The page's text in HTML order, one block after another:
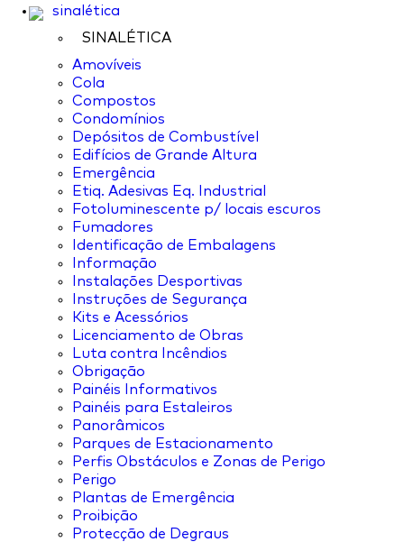
sinalética
SINALÉTICA
Amovíveis
Cola
Compostos
Condomínios
Depósitos de Combustível
Edifícios de Grande Altura
Emergência
Etiq. Adesivas Eq. Industrial
Fotoluminescente p/ locais escuros
Fumadores
Identificação de Embalagens
Informação
Instalações Desportivas
Instruções de Segurança
Kits e Acessórios
Licenciamento de Obras
Luta contra Incêndios
Obrigação
Painéis Informativos
Painéis para Estaleiros
Panorâmicos
Parques de Estacionamento
Perfis Obstáculos e Zonas de Perigo
Perigo
Plantas de Emergência
Proibição
Protecção de Degraus